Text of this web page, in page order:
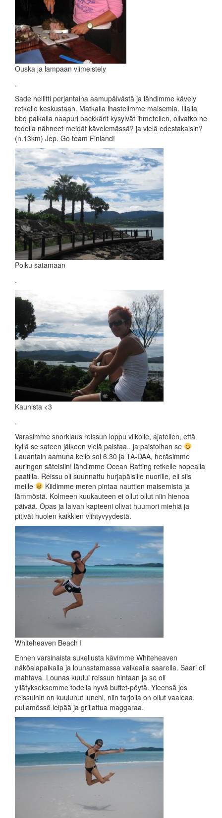
Ouska ja lampaan viimeistely
.
Sade hellitti perjantaina aamupäivästä ja lähdimme kävely
retkelle keskustaan. Matkalla ihastelimme maisemia. Illalla
bbq paikalla naapuri backkärit kysyivät ihmetellen, olivatko he
todella nähneet meidät kävelemässä? ja vielä edestakaisin?
(n.13km) Jep. Go team Finland!
Polku satamaan
.
Kaunista <3
.
Varasimme snorklaus reissun loppu viikolle, ajatellen, että
kyllä se sateen jälkeen vielä paistaa.. ja paistoihan se
Lauantain aamuna kello soi 6.30 ja TA-DAA, heräsimme
auringon säteisiin! lähdimme Ocean Rafting retkelle nopealla
paatilla. Reissu oli suunnattu hurjapäisille nuorille, eli siis
meille
Kiidimme meren pintaa nauttien maisemista ja
lämmöstä. Kolmeen kuukauteen ei ollut ollut niin hienoa
päivää. Opas ja laivan kapteeni olivat huumori miehiä ja
pitivät huolen kaikkien viihtyvyydestä.
Whiteheaven Beach I
Ennen varsinaista sukellusta kävimme Whiteheaven
näköalapaikalla ja lounastamassa valkealla saarella. Saari oli
mahtava. Lounas kuului reissun hintaan ja se oli
yllätykseksemme todella hyvä buffet-pöytä. Yleensä jos
reissuihin on kuulunut lunchi, niin tarjolla on ollut vaaleaa,
pullamössö leipää ja grillattua maggaraa.